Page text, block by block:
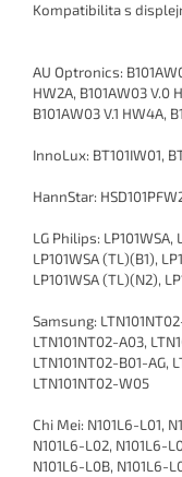
Kompatibilita s
AU Optronics:
HW2A, B101AW03 V.0
B101AW03 V.1 HW4A,
InnoLux: BT101IW01,
HannStar:
LG Philips: LP101WSA,
LP101WSA (TL)(B1),
LP101WSA (TL)(N2),
Samsung:
LTN101NT02-A03,
LTN101NT02-B01-AG,
LTN101NT02-W05
Chi Mei: N101L6-L01,
N101L6-L02, N101L6-
N101L6-L0B, N101L6-